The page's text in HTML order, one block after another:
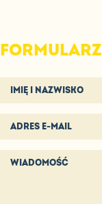
FORMULARZ